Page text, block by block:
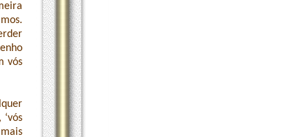
vós